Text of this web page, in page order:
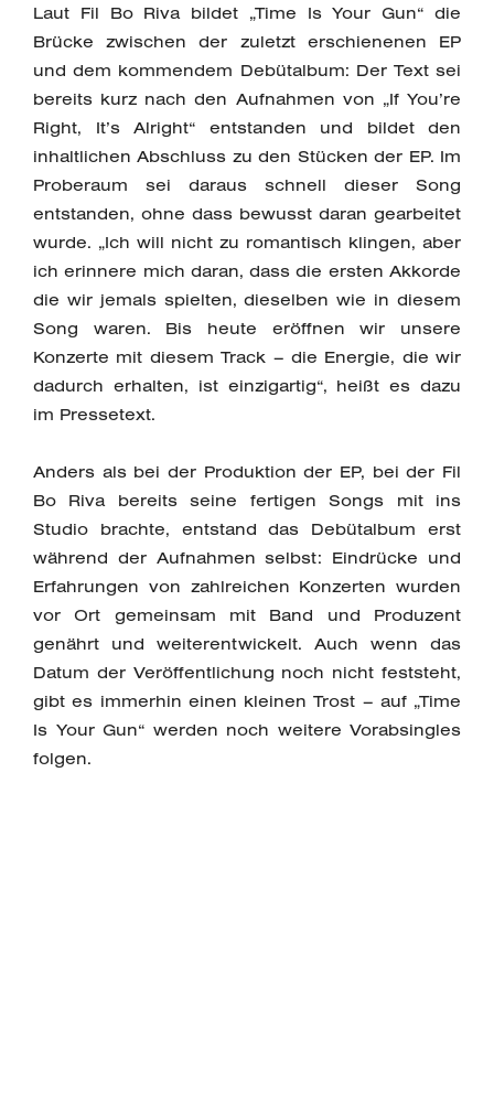
Laut Fil Bo Riva bildet „Time Is Your Gun“ die
Brücke zwischen der zuletzt erschienenen EP
und dem kommendem Debütalbum: Der Text sei
bereits kurz nach den Aufnahmen von „If You’re
Right, It’s Alright“ entstanden und bildet den
inhaltlichen Abschluss zu den Stücken der EP. Im
Proberaum sei daraus schnell dieser Song
entstanden, ohne dass bewusst daran gearbeitet
wurde. „Ich will nicht zu romantisch klingen, aber
ich erinnere mich daran, dass die ersten Akkorde
die wir jemals spielten, dieselben wie in diesem
Song waren. Bis heute eröffnen wir unsere
Konzerte mit diesem Track – die Energie, die wir
dadurch erhalten, ist einzigartig“, heißt es dazu
im Pressetext.
Anders als bei der Produktion der EP, bei der Fil
Bo Riva bereits seine fertigen Songs mit ins
Studio brachte, entstand das Debütalbum erst
während der Aufnahmen selbst: Eindrücke und
Erfahrungen von zahlreichen Konzerten wurden
vor Ort gemeinsam mit Band und Produzent
genährt und weiterentwickelt. Auch wenn das
Datum der Veröffentlichung noch nicht feststeht,
gibt es immerhin einen kleinen Trost – auf „Time
Is Your Gun“ werden noch weitere Vorabsingles
folgen.